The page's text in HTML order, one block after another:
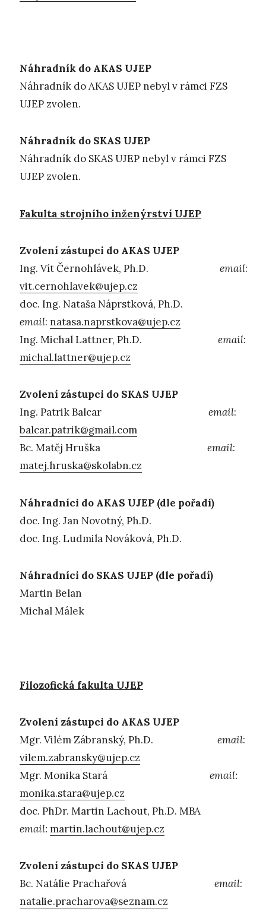
Náhradník do AKAS UJEP
Náhradník do AKAS UJEP nebyl v rámci FZS
UJEP zvolen.
Náhradník do SKAS UJEP
Náhradník do SKAS UJEP nebyl v rámci FZS
UJEP zvolen.
Fakulta strojního inženýrství UJEP
Zvolení zástupci do AKAS UJEP
Ing. Vít Černohlávek, Ph.D. email:
vit.cernohlavek@ujep.cz
doc. Ing. Nataša Náprstková, Ph.D.
email: natasa.naprstkova@ujep.cz
Ing. Michal Lattner, Ph.D. email:
michal.lattner@ujep.cz
Zvolení zástupci do SKAS UJEP
Ing. Patrik Balcar email:
balcar.patrik@gmail.com
Bc. Matěj Hruška email:
matej.hruska@skolabn.cz
Náhradníci do AKAS UJEP (dle pořadí)
doc. Ing. Jan Novotný, Ph.D.
doc. Ing. Ludmila Nováková, Ph.D.
Náhradníci do SKAS UJEP (dle pořadí)
Martin Belan
Michal Málek
Filozofická fakulta UJEP
Zvolení zástupci do AKAS UJEP
Mgr. Vilém Zábranský, Ph.D. email:
vilem.zabransky@ujep.cz
Mgr. Monika Stará email:
monika.stara@ujep.cz
doc. PhDr. Martin Lachout, Ph.D. MBA
email: martin.lachout@ujep.cz
Zvolení zástupci do SKAS UJEP
Bc. Natálie Prachařová email:
natalie.pracharova@seznam.cz